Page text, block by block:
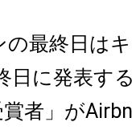
最終日は
日に発表す
者」が